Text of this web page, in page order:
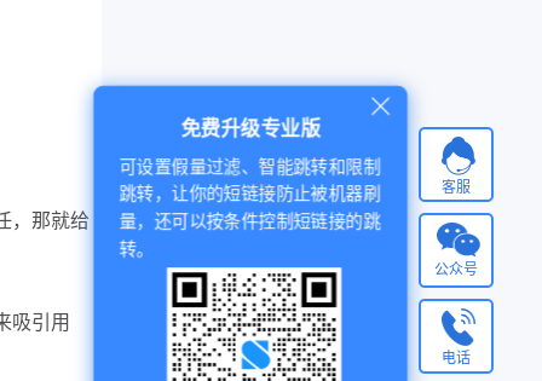
，那就给
吸引用
客服
免费升级专业版
可设置假量过滤、智能跳转和限制
跳转，让你的短链接防止被机器刷
量，还可以按条件控制短链接的跳
转。
公众号
电话